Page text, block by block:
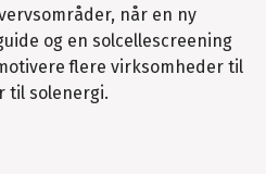
når en ny
og en solcellescreening
flere virksomheder til
til solenergi.